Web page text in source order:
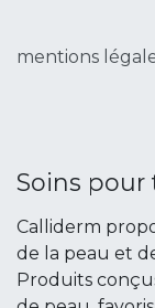
mentions
Soins pour
Calliderm
de la peau et
Produits